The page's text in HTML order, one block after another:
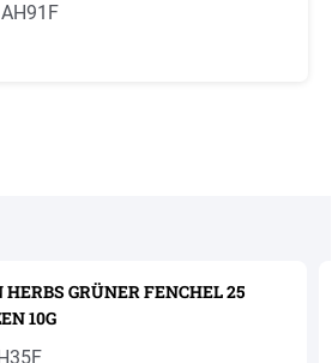
AH91F
HERBS GRÜNER FENCHEL 25
10G